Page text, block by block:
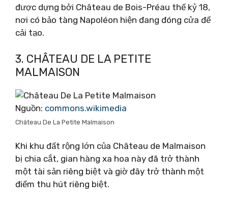
được dựng bởi Château de Bois-Préau thế kỷ 18,
nơi có bảo tàng Napoléon hiện đang đóng cửa để
cải tạo.
3. CHÂTEAU DE LA PETITE
MALMAISON
Nguồn: commons.wikimedia
Château De La Petite Malmaison
Khi khu đất rộng lớn của Château de Malmaison
bị chia cắt, gian hàng xa hoa này đã trở thành
một tài sản riêng biệt và giờ đây trở thành một
điểm thu hút riêng biệt.